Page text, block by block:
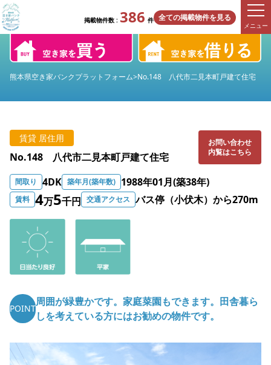
掲載物件数 : 386 件 全ての掲載物件を見る
メニュー
熊本県空き家バンクプラットフォーム>No.148 八代市二見本町戸建て住宅
賃貸 居住用
No.148 八代市二見本町戸建て住宅
お問い合わせ
内覧はこちら
間取り 4DK 築年月(築年数) 1988年01月(築38年)
賃料 4万5千円 交通アクセス バス停（小伏木）から270m
POINT
周囲が緑豊かです。家庭菜園もできます。田舎暮ら
しを考えている方にはお勧めの物件です。